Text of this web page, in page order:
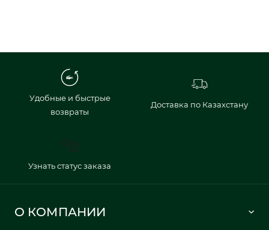
Удобные и быстрые
возвраты
Доставка по Казахстану
Узнать статус заказа
О КОМПАНИИ